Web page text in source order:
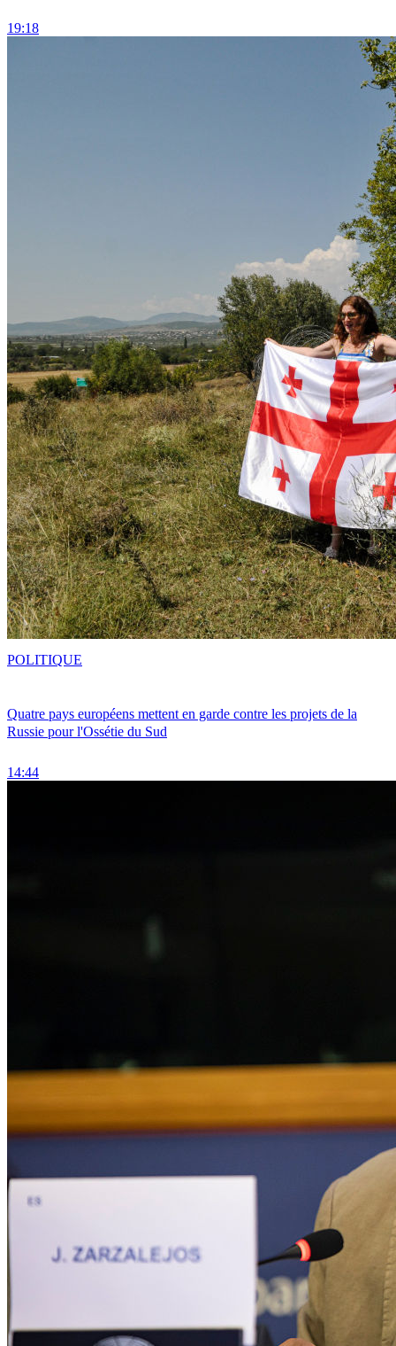
19:18
Quatre pays européens mettent en garde contre les projets de la
Russie pour l'Ossétie du Sud
14:44
POLITIQUE